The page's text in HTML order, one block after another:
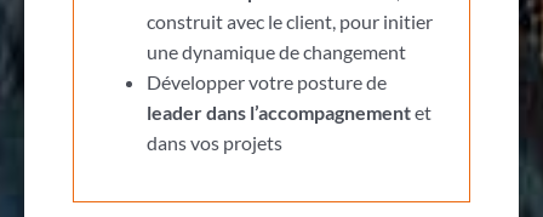
construit avec le client, pour initier
une dynamique de changement
Développer votre posture de
leader dans l’accompagnementet
dans vos projets